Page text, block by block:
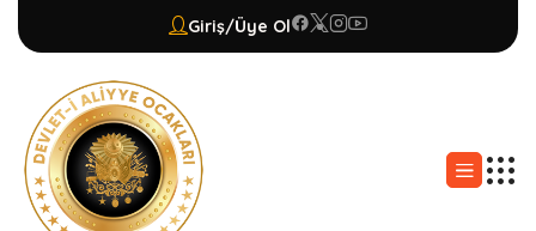
Giriş/Üye Ol